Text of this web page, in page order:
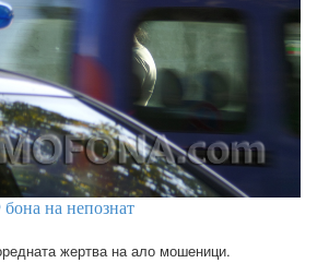
на непознат
жертва на ало мошеници.